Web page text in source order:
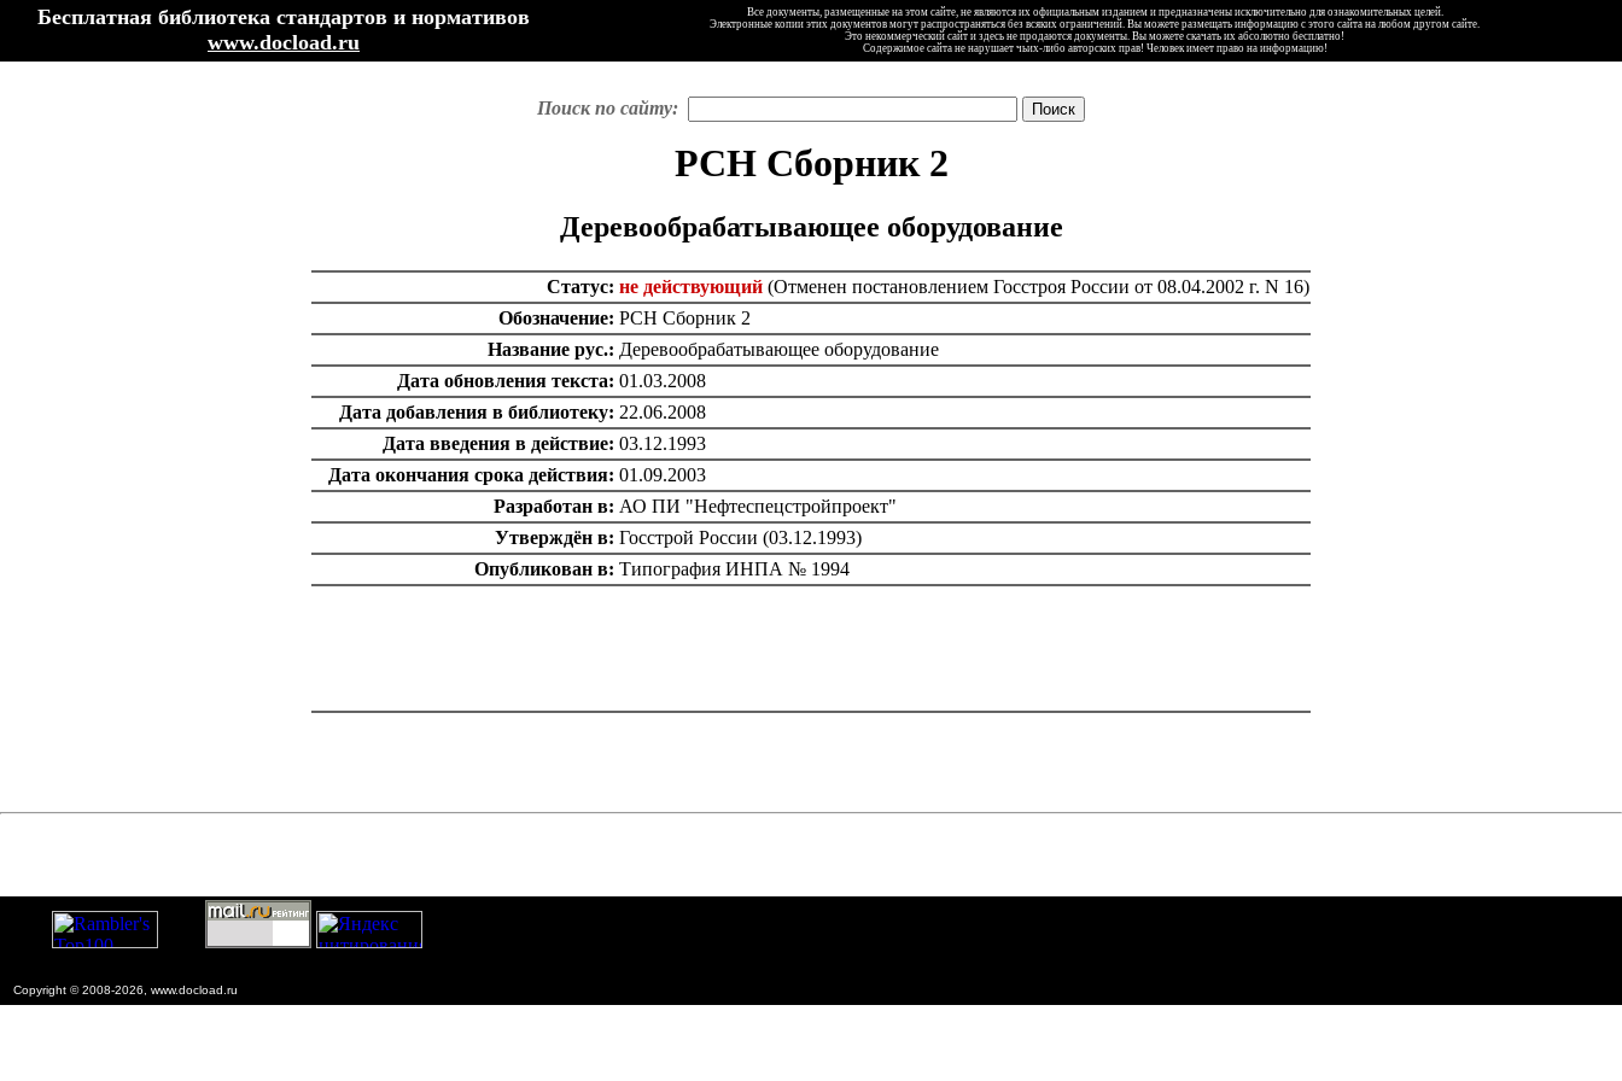
Бесплатная библиотека стандартов и нормативов
www.docload.ru
Все документы, размещенные на этом сайте, не являются их официальным изданием и предназначены исключительно для ознакомительных целей.
Электронные копии этих документов могут распространяться без всяких ограничений. Вы можете размещать информацию с этого сайта на любом другом сайте.
Это некоммерческий сайт и здесь не продаются документы. Вы можете скачать их абсолютно бесплатно!
Содержимое сайта не нарушает чьих-либо авторских прав! Человек имеет право на информацию!
Поиск по сайту:
РСН Сборник 2
Деревообрабатывающее оборудование
Статус: не действующий (Отменен постановлением Госстроя России от 08.04.2002 г. N 16)
Обозначение: РСН Сборник 2
Название рус.: Деревообрабатывающее оборудование
Дата обновления текста: 01.03.2008
Дата добавления в библиотеку: 22.06.2008
Дата введения в действие: 03.12.1993
Дата окончания срока действия: 01.09.2003
Разработан в: АО ПИ "Нефтеспецстройпроект"
Утверждён в: Госстрой России (03.12.1993)
Опубликован в: Типография ИНПА № 1994
Copyright © 2008-2026, www.docload.ru